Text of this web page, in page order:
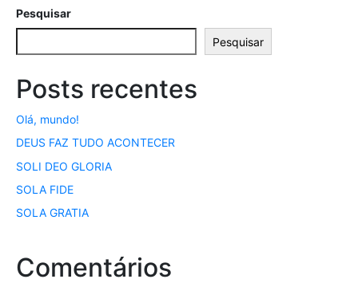
Pesquisar
Pesquisar
Posts recentes
Olá, mundo!
DEUS FAZ TUDO ACONTECER
SOLI DEO GLORIA
SOLA FIDE
SOLA GRATIA
Comentários